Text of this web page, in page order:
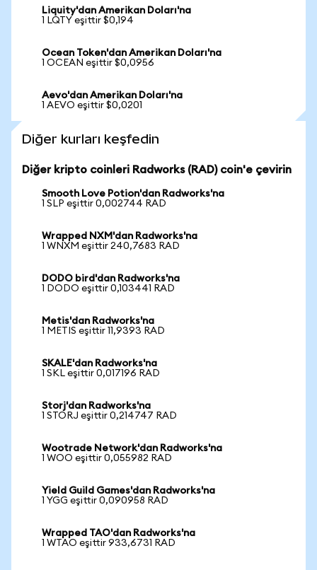
Liquity'dan Amerikan Doları'na
1 LQTY eşittir $0,194
Ocean Token'dan Amerikan Doları'na
1 OCEAN eşittir $0,0956
Aevo'dan Amerikan Doları'na
1 AEVO eşittir $0,0201
Diğer kurları keşfedin
Diğer kripto coinleri Radworks (RAD) coin'e çevirin
Smooth Love Potion'dan Radworks'na
1 SLP eşittir 0,002744 RAD
Wrapped NXM'dan Radworks'na
1 WNXM eşittir 240,7683 RAD
DODO bird'dan Radworks'na
1 DODO eşittir 0,103441 RAD
Metis'dan Radworks'na
1 METIS eşittir 11,9393 RAD
SKALE'dan Radworks'na
1 SKL eşittir 0,017196 RAD
Storj'dan Radworks'na
1 STORJ eşittir 0,214747 RAD
Wootrade Network'dan Radworks'na
1 WOO eşittir 0,055982 RAD
Yield Guild Games'dan Radworks'na
1 YGG eşittir 0,090958 RAD
Wrapped TAO'dan Radworks'na
1 WTAO eşittir 933,6731 RAD